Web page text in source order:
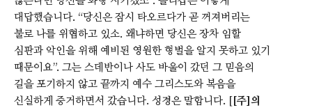
대답했습니다. “당신은 잠시 타오르다가 곧 꺼져버리는
불로 나를 위협하고 있소. 왜냐하면 당신은 장차 임할
심판과 악인을 위해 예비된 영원한 형벌을 알지 못하고 있기
때문이요”. 그는 스데반이나 사도 바울이 갔던 그 믿음의
길을 포기하지 않고 끝까지 예수 그리스도와 복음을
신실하게 증거하면서 갔습니다. 성경은 말합니다. [ [주]의